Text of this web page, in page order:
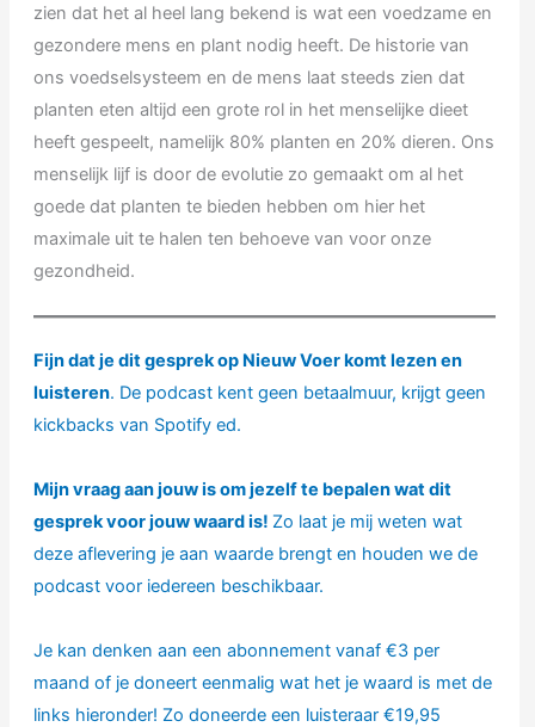
zien dat het al heel lang bekend is wat een voedzame en
gezondere mens en plant nodig heeft. De historie van
ons voedselsysteem en de mens laat steeds zien dat
planten eten altijd een grote rol in het menselijke dieet
heeft gespeelt, namelijk 80% planten en 20% dieren. Ons
menselijk lijf is door de evolutie zo gemaakt om al het
goede dat planten te bieden hebben om hier het
maximale uit te halen ten behoeve van voor onze
gezondheid.
Fijn dat je dit gesprek op Nieuw Voer komt lezen en
luisteren. De podcast kent geen betaalmuur, krijgt geen
kickbacks van Spotify ed.
Mijn vraag aan jouw is om jezelf te bepalen wat dit
gesprek voor jouw waard is! Zo laat je mij weten wat
deze aflevering je aan waarde brengt en houden we de
podcast voor iedereen beschikbaar.
Je kan denken aan een abonnement vanaf €3 per
maand of je doneert eenmalig wat het je waard is met de
links hieronder! Zo doneerde een luisteraar €19,95